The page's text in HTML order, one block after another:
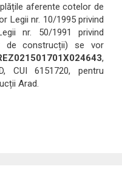
aferente cotelor de
Legii nr. 10/1995 privind
nr. 50/1991 privind
de construcții) se vor
,
CUI 6151720, pentru
Arad.